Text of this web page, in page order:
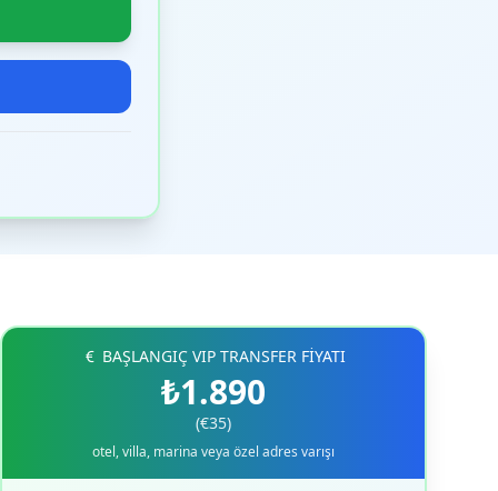
BAŞLANGIÇ VIP TRANSFER FİYATI
₺1.890
(€35)
otel, villa, marina veya özel adres varışı